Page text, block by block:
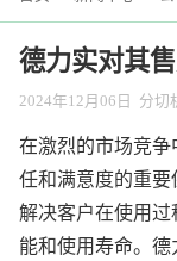
德力实对其
2024年12月06日 分切
在激烈的市场竞
任和满意度的重
解决客户在使用
能和使用寿命。德